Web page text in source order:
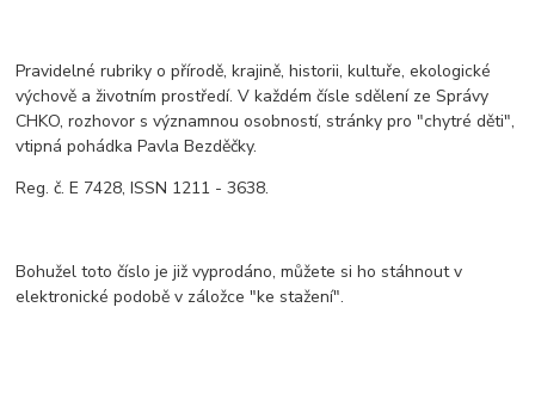
Pravidelné rubriky o přírodě, krajině, historii, kultuře, ekologické
výchově a životním prostředí. V každém čísle sdělení ze Správy
CHKO, rozhovor s významnou osobností, stránky pro "chytré děti",
vtipná pohádka Pavla Bezděčky.
Reg. č. E 7428, ISSN 1211 - 3638.
Bohužel toto číslo je již vyprodáno, můžete si ho stáhnout v
elektronické podobě v záložce "ke stažení".